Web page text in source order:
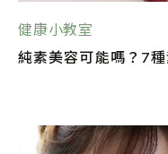
健康小教室
純素美容可能嗎？7